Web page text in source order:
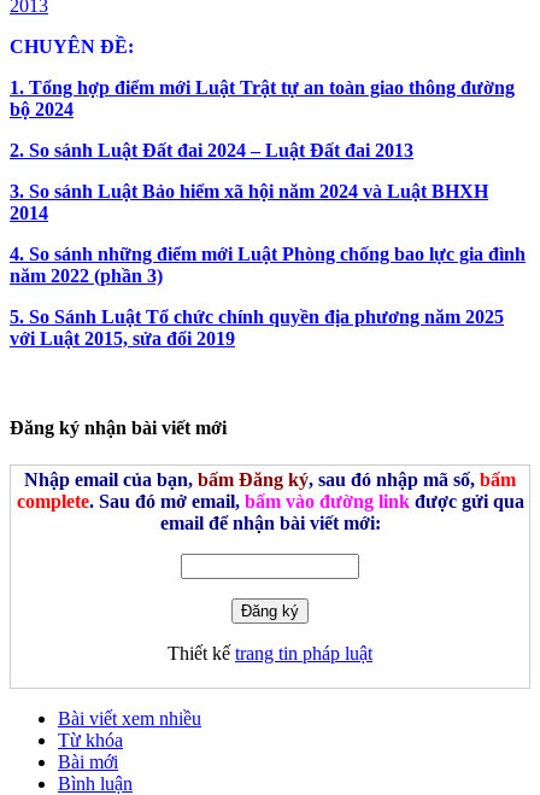
CHUYÊN ĐỀ:
1. Tổng hợp điểm mới Luật Trật tự an toàn giao thông đường
bộ 2024
2. So sánh Luật Đất đai 2024 – Luật Đất đai 2013
3. So sánh Luật Bảo hiểm xã hội năm 2024 và Luật BHXH
2014
4. So sánh những điểm mới Luật Phòng chống bao lực gia đình
năm 2022 (phần 3)
5. So Sánh Luật Tổ chức chính quyền địa phương năm 2025
với Luật 2015, sửa đổi 2019
Đăng ký nhận bài viết mới
Nhập email của bạn, bấm Đăng ký, sau đó nhập mã số, bấm
complete. Sau đó mở email, bấm vào đường linkđược gửi qua
email để nhận bài viết mới:
Thiết kế trang tin pháp luật
Bài viết xem nhiều
Từ khóa
Bài mới
Bình luận